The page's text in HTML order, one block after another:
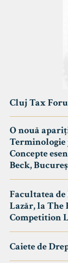
Cluj Tax
O nouă
Concepte
Beck,
Facultatea
Lazăr, la The
Competition
Caiete de